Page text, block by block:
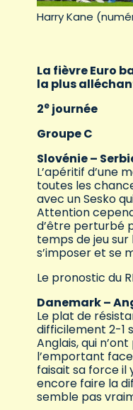
Harry Kane
La fièvre Euro
la plus
2e journée
Groupe C
Slovénie –
L’apéritif d’une
toutes les
avec un Sesko
Attention
d’être perturbé
temps de jeu
s’imposer et se
Le pronostic du
Danemark –
Le plat de
difficilement 2-1
Anglais, qui
l’emportant
faisait sa force il
encore faire la
semble pas